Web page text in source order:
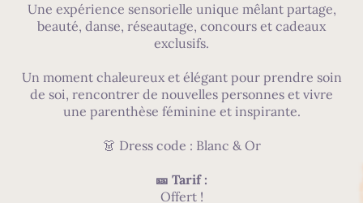
Une expérience sensorielle unique mêlant partage,
beauté, danse, réseautage, concours et cadeaux
exclusifs.
Un moment chaleureux et élégant pour prendre soin
de soi, rencontrer de nouvelles personnes et vivre
une parenthèse féminine et inspirante.
👗 Dress code : Blanc & Or
🎫 Tarif :
Offert !